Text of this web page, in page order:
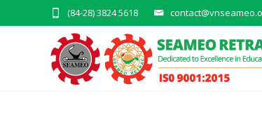
(84-28) 3824 5618